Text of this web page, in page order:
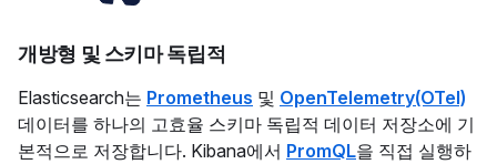
개방형 및 스키마 독립적
Elasticsearch는 Prometheus 및 OpenTelemetry(OTel)
데이터를 하나의 고효율 스키마 독립적 데이터 저장소에 기
본적으로 저장합니다. Kibana에서 PromQL을 직접 실행하